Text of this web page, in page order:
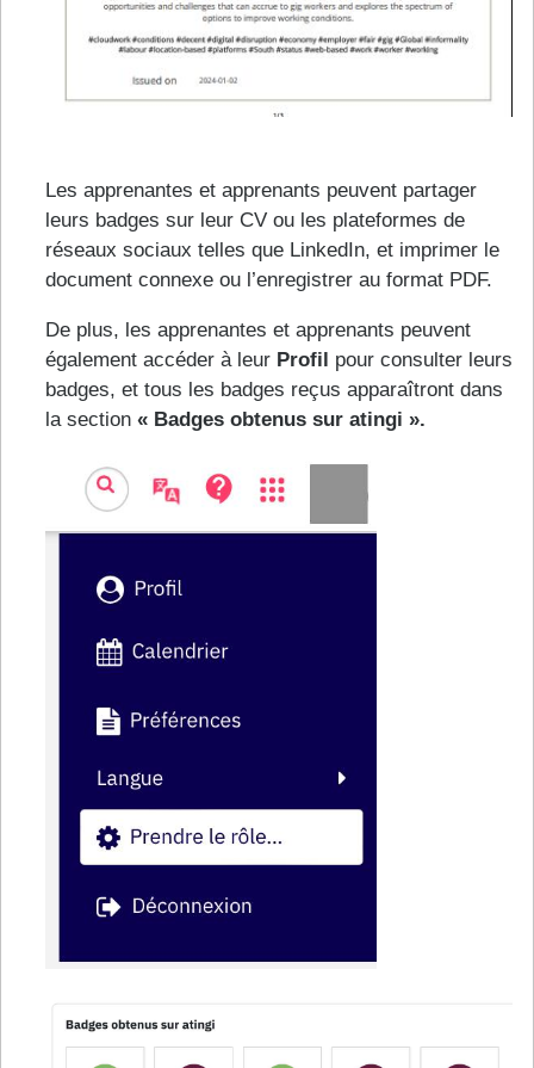
Les apprenantes et apprenants peuvent partager
leurs badges sur leur CV ou les plateformes de
réseaux sociaux telles que LinkedIn, et imprimer le
document connexe ou l’enregistrer au format PDF.
De plus, les apprenantes et apprenants peuvent
également accéder à leur Profil pour consulter leurs
badges, et tous les badges reçus apparaîtront dans
la section « Badges obtenus sur atingi ».